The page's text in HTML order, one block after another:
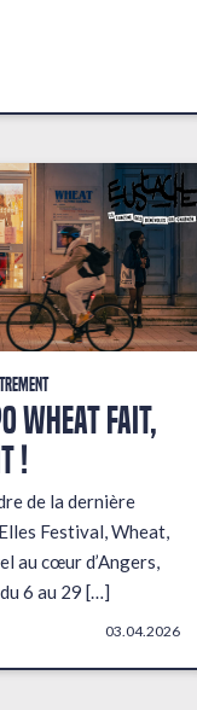
wheat fait,
!
de la dernière
Festival, Wheat,
au cœur d’Angers,
6 au 29 […]
03.04.2026